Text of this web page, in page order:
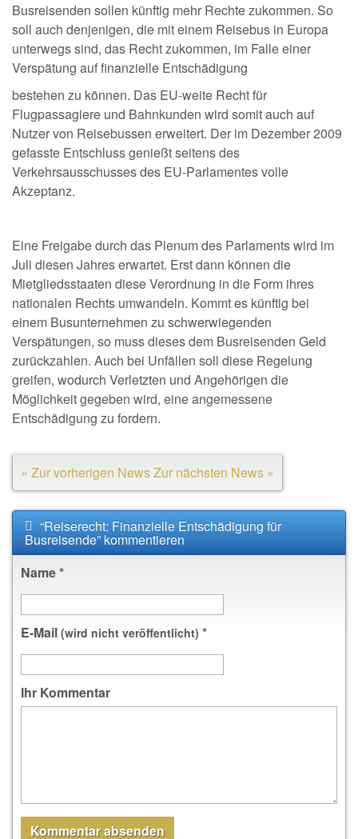
Busreisenden sollen künftig mehr Rechte zukommen. So
soll auch denjenigen, die mit einem Reisebus in Europa
unterwegs sind, das Recht zukommen, im Falle einer
Verspätung auf finanzielle Entschädigung
bestehen zu können. Das EU-weite Recht für
Flugpassagiere und Bahnkunden wird somit auch auf
Nutzer von Reisebussen erweitert. Der im Dezember 2009
gefasste Entschluss genießt seitens des
Verkehrsausschusses des EU-Parlamentes volle
Akzeptanz.
Eine Freigabe durch das Plenum des Parlaments wird im
Juli diesen Jahres erwartet. Erst dann können die
Mietgliedsstaaten diese Verordnung in die Form ihres
nationalen Rechts umwandeln. Kommt es künftig bei
einem Busunternehmen zu schwerwiegenden
Verspätungen, so muss dieses dem Busreisenden Geld
zurückzahlen. Auch bei Unfällen soll diese Regelung
greifen, wodurch Verletzten und Angehörigen die
Möglichkeit gegeben wird, eine angemessene
Entschädigung zu fordern.
« Zur vorherigen NewsZur nächsten News »
“Reiserecht: Finanzielle Entschädigung für
Busreisende” kommentieren
Name*
E-Mail (wird nicht veröffentlicht) *
Ihr Kommentar